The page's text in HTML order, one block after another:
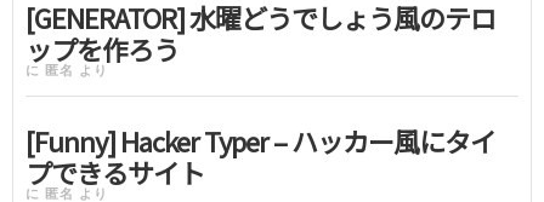
[GENERATOR] 水曜どうでしょう風のテロ
ップを作ろう
に 匿名 より
[Funny] Hacker Typer – ハッカー風にタイ
プできるサイト
に 匿名 より